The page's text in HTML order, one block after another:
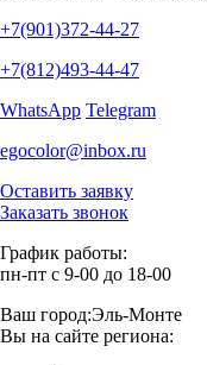
+7(901)372-44-27
+7(812)493-44-47
WhatsApp Telegram
egocolor@inbox.ru
Оставить заявку
Заказать звонок
График работы:
пн-пт с 9-00 до 18-00
Ваш город:Эль-Монте
Вы на сайте региона: